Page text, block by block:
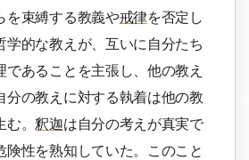
を束縛する教義や戒律を否定し
学的な教えが、互いに自分たち
であることを主張し、他の教え
分の教えに対する執着は他の教
。 釈迦は自分の考えが真実で
険性を熟知していた。このこと